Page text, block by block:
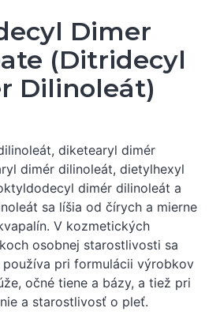
Dimer
(Ditridecyl
Dilinoleát)
diketearyl dimér
dimér dilinoleát, dietylhexyl
dimér dilinoleát a
sa líšia od čírych a mierne
V kozmetických
osobnej starostlivosti sa
pri formulácii výrobkov
očné tiene a bázy, a tiež pri
a starostlivosť o pleť.